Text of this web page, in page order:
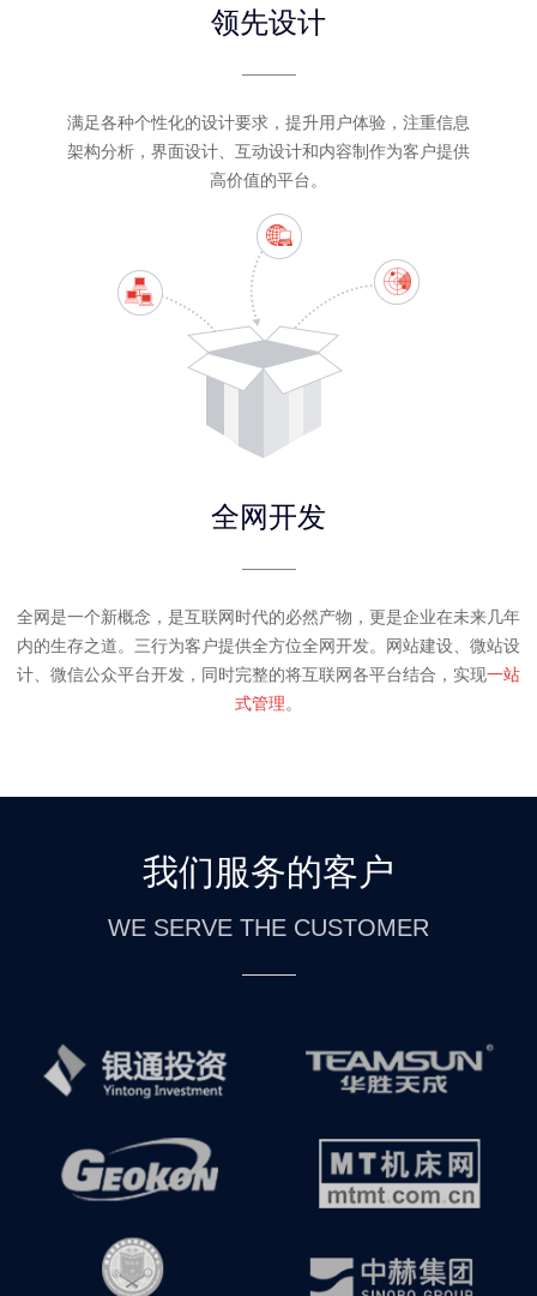
领先设计
满足各种个性化的设计要求，提升用户体验，注重信息
架构分析，界面设计、互动设计和内容制作为客户提供
高价值的平台。
全网开发
全网是一个新概念，是互联网时代的必然产物， 更是企业在未来几年
内的生存之道。 三行为客户提供全方位全网开发。
网站建设、微站设
计、微信公众平台开发，同时完整的将互联 网各平台结合，实现一站
式管理。
我们服务的客户
WE SERVE THE CUSTOMER